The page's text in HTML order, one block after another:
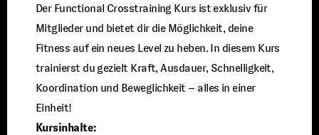
Der Functional Crosstraining Kurs ist exklusiv für
Mitglieder und bietet dir die Möglichkeit, deine
Fitness auf ein neues Level zu heben. In diesem Kurs
trainierst du gezielt Kraft, Ausdauer, Schnelligkeit,
Koordination und Beweglichkeit – alles in einer
Einheit!
Kursinhalte: